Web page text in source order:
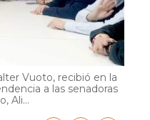
Vuoto, recibió en la
a las senadoras
Ali...